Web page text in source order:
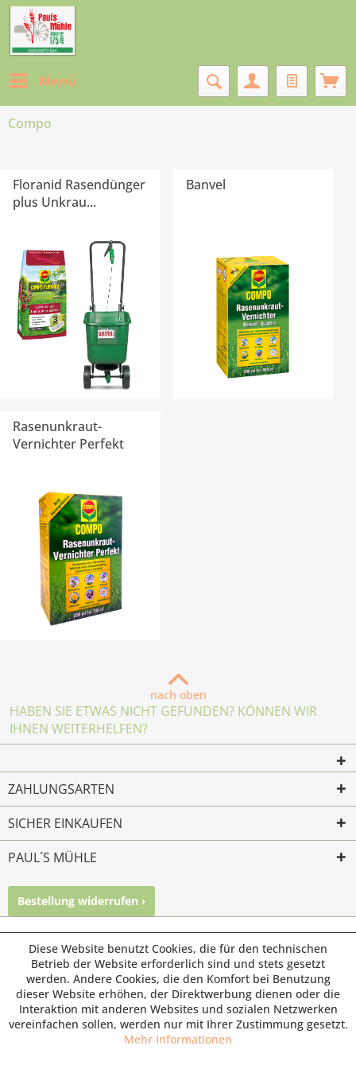
Menü
Compo
Floranid Rasendünger
plus Unkrau...
Banvel
Rasenunkraut-
Vernichter Perfekt
nach oben
HABEN SIE ETWAS NICHT GEFUNDEN? KÖNNEN WIR
IHNEN WEITERHELFEN?
ZAHLUNGSARTEN
SICHER EINKAUFEN
PAUL´S MÜHLE
Bestellung widerrufen ›
© Paul's Mühle | Inhaber: Christof Paul e.K. | Westring 2 |
45659 Recklinghausen
Fax: 02361 -28831 | E-Mail: info@pauls-muehle.de
Diese Website benutzt Cookies, die für den technischen
Betrieb der Website erforderlich sind und stets gesetzt
werden. Andere Cookies, die den Komfort bei Benutzung
dieser Website erhöhen, der Direktwerbung dienen oder die
Interaktion mit anderen Websites und sozialen Netzwerken
vereinfachen sollen, werden nur mit Ihrer Zustimmung gesetzt.
Mehr Informationen